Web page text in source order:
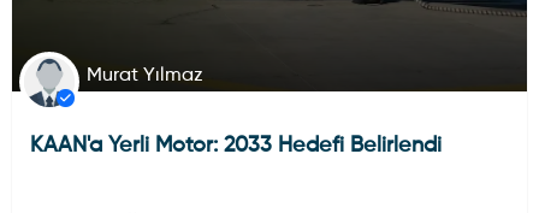
Murat Yılmaz
KAAN'a Yerli Motor: 2033 Hedefi Belirlendi